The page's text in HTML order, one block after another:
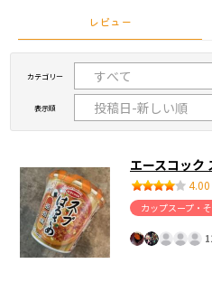
レビュー
カテゴリー
表示順
エースコック
4.00
カップスープ・